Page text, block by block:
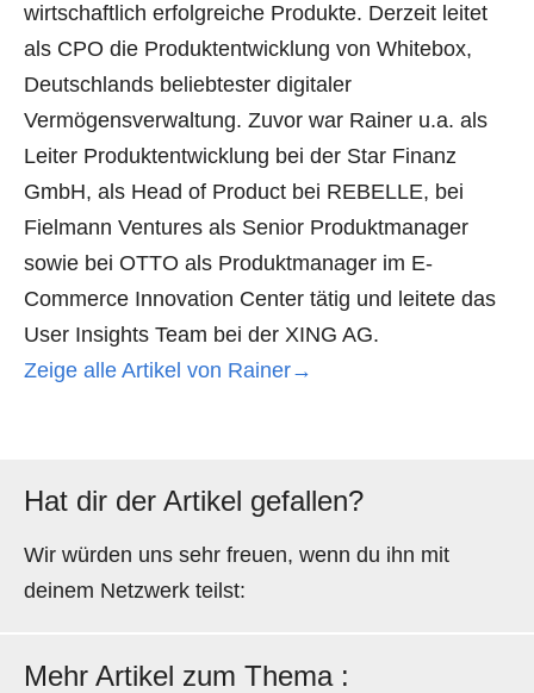
wirtschaftlich erfolgreiche Produkte. Derzeit leitet
als CPO die Produktentwicklung von Whitebox,
Deutschlands beliebtester digitaler
Vermögensverwaltung. Zuvor war Rainer u.a. als
Leiter Produktentwicklung bei der Star Finanz
GmbH, als Head of Product bei REBELLE, bei
Fielmann Ventures als Senior Produktmanager
sowie bei OTTO als Produktmanager im E-
Commerce Innovation Center tätig und leitete das
User Insights Team bei der XING AG.
Zeige alle Artikel von Rainer→
Hat dir der Artikel gefallen?
Wir würden uns sehr freuen, wenn du ihn mit
deinem Netzwerk teilst:
Mehr Artikel zum Thema :